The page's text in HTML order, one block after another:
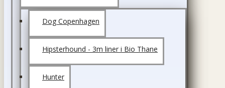
Dog Copenhagen
Hipsterhound - 3m liner i Bio Thane
Hunter